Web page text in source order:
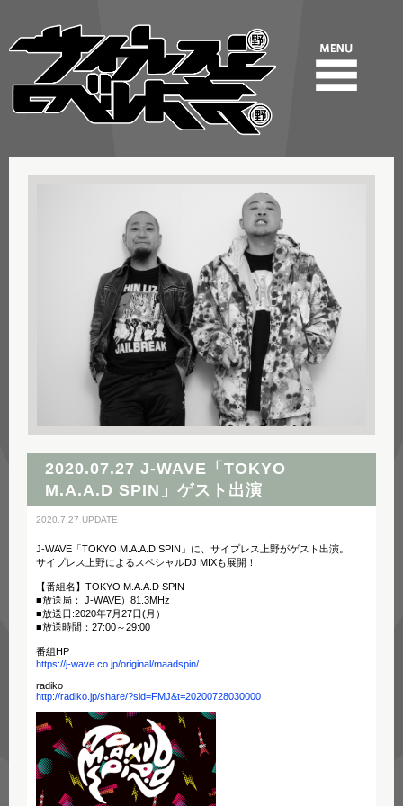
2020.07.27 J-WAVE「TOKYO
M.A.A.D SPIN」ゲスト出演
2020.7.27 UPDATE
J-WAVE「TOKYO M.A.A.D SPIN」に、サイプレス上野がゲスト出演。
サイプレス上野によるスペシャルDJ MIXも展開！
【番組名】TOKYO M.A.A.D SPIN
■放送局： J-WAVE）81.3MHz
■放送日:2020年7月27日(月）
■放送時間：27:00～29:00
番組HP
https://j-wave.co.jp/original/maadspin/
radiko
http://radiko.jp/share/?sid=FMJ&t=20200728030000